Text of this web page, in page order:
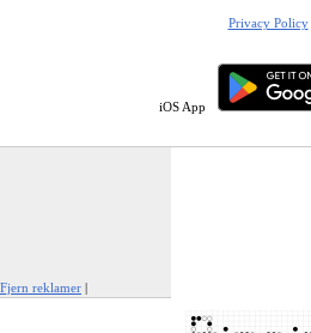
Privacy Policy
iOS App
Fjern reklamer |